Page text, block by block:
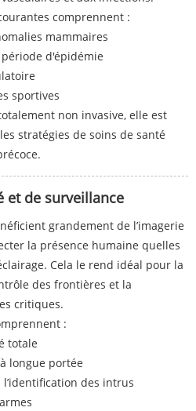
comprennent :
mammaires
d'épidémie
sportives
non invasive, elle est
stratégies de soins de santé
et de surveillance
grandement de l’imagerie
la présence humaine quelles
Cela le rend idéal pour la
des frontières et la
critiques.
:
totale
longue portée
des intrus